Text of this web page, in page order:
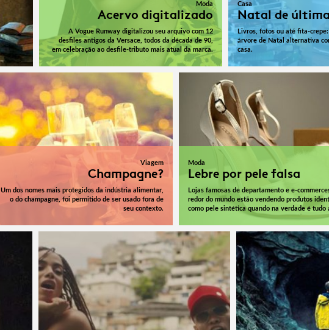
Moda
Acervo digitalizado
A Vogue Runway digitalizou seu arquivo com 12
desfiles antigos da Versace, todos da década de 90,
em celebração ao desfile-tributo mais atual da marca.
Casa
Natal de
Livros, fotos ou até fita-
árvore de Natal alternativa
casa.
Viagem
Champagne?
Um dos nomes mais protegidos da indústria alimentar,
o do champagne, foi permitido de ser usado fora de
seu contexto.
Moda
Lebre por pele falsa
Lojas famosas de departamento e e-
redor do mundo estão vendendo produtos
como pele sintética quando na verdade é tudo